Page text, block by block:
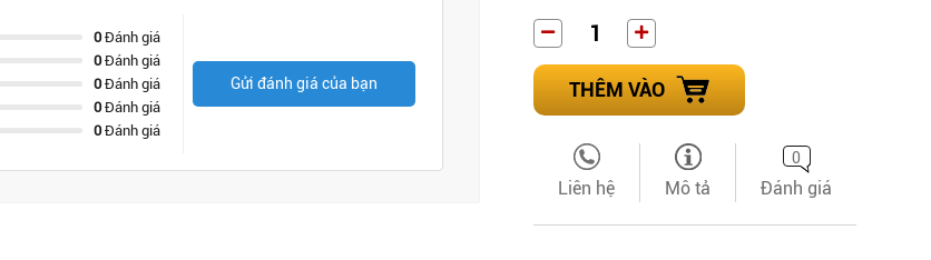
0Đánh giá
0Đánh giá
0Đánh giá
0Đánh giá
0Đánh giá
Gửi đánh giá của bạn THÊM VÀO
Liên hệ Mô tả
0
Đánh giá